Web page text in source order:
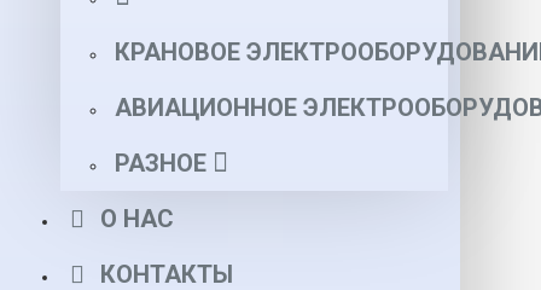
КРАНОВОЕ
АВИАЦИОННОЕ
РАЗНОЕ
О НАС
КОНТАКТЫ